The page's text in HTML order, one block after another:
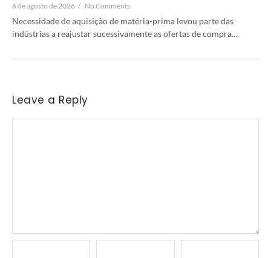
6 de agosto de 2026 / No Comments
Necessidade de aquisição de matéria-prima levou parte das
indústrias a reajustar sucessivamente as ofertas de compra....
Leave a Reply